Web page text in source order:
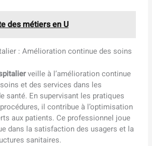
des métiers en U
: Amélioration continue des soins
veille à l’amélioration continue
et des services dans les
santé. En supervisant les pratiques
il contribue à l’optimisation
aux patients. Ce professionnel joue
dans la satisfaction des usagers et la
sanitaires.